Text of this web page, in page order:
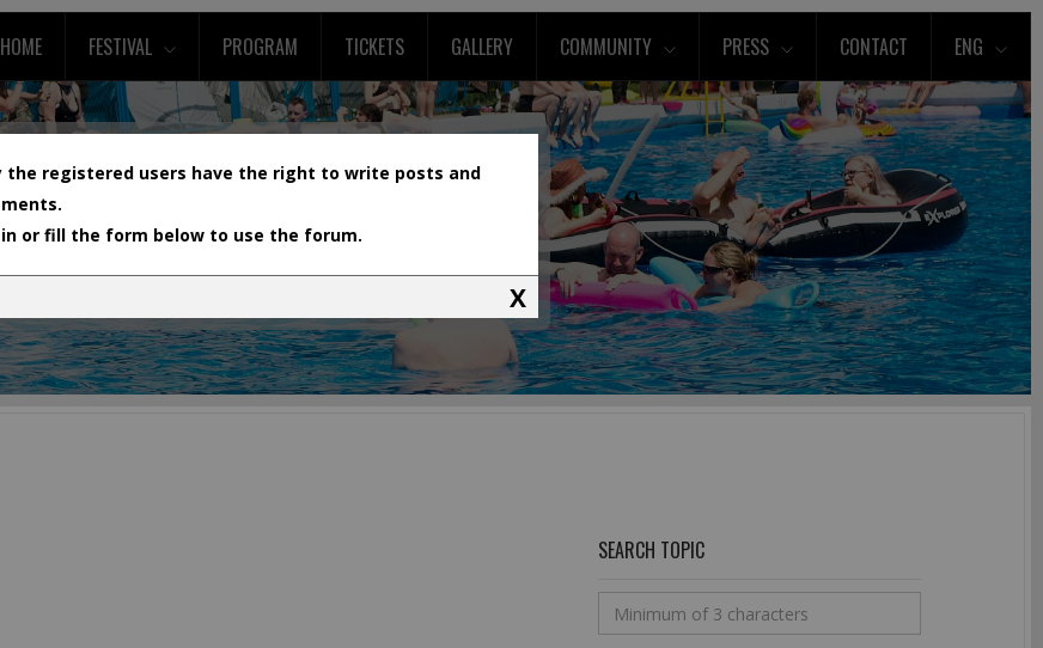
HOME FESTIVAL PROGRAM TICKETS GALLERY COMMUNITY PRESS CONTACT ENG
SEARCH TOPIC
the registered users have the right to write posts and
in or fill the form below to use the forum.
X